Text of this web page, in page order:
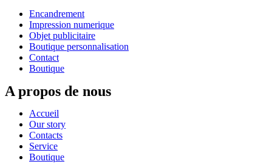
Encandrement
Impression numerique
Objet publicitaire
Boutique personnalisation
Contact
Boutique
A propos de nous
Accueil
Our story
Contacts
Service
Boutique